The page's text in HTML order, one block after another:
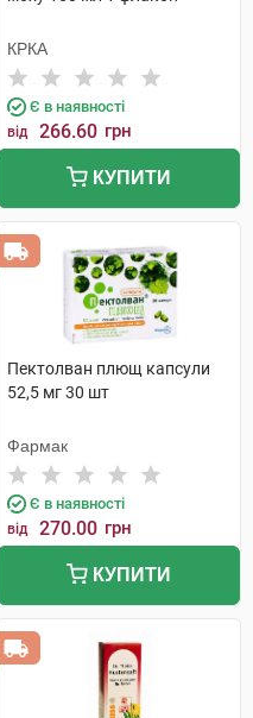
КРКА
Є в наявності
від 266.60 грн
КУПИТИ
Пектолван плющ капсули
52,5 мг 30 шт
Фармак
Є в наявності
від 270.00 грн
КУПИТИ